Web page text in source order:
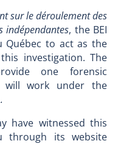
sur le déroulement des
indépendantes, the BEI
Québec to act as the
investigation. The
one forensic
will work under the
have witnessed this
through its website